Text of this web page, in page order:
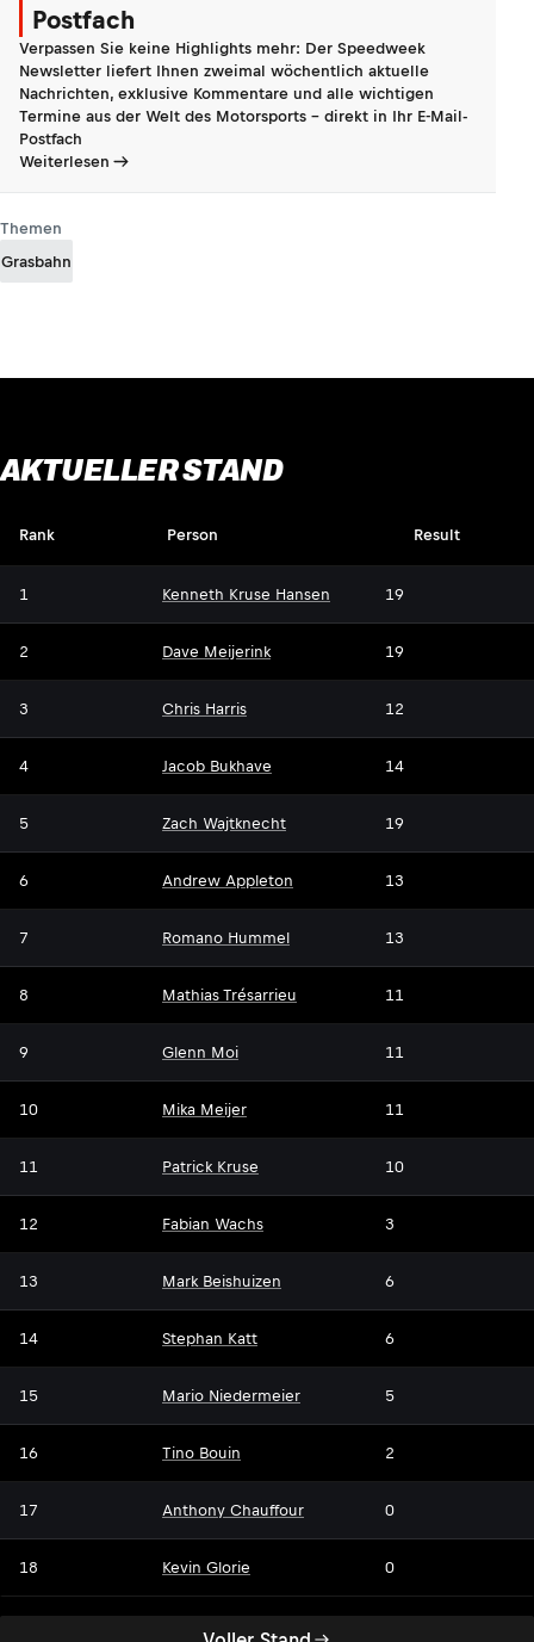
Postfach
Verpassen Sie keine Highlights mehr: Der Speedweek
Newsletter liefert Ihnen zweimal wöchentlich aktuelle
Nachrichten, exklusive Kommentare und alle wichtigen
Termine aus der Welt des Motorsports - direkt in Ihr E-Mail-
Postfach
Weiterlesen
Themen
Grasbahn
AKTUELLER STAND
Rank Person Result
1 Kenneth Kruse Hansen 19
2 Dave Meijerink 19
3 Chris Harris 12
4 Jacob Bukhave 14
5 Zach Wajtknecht 19
6 Andrew Appleton 13
7 Romano Hummel 13
8 Mathias Trésarrieu 11
9 Glenn Moi 11
10 Mika Meijer 11
11 Patrick Kruse 10
12 Fabian Wachs 3
13 Mark Beishuizen 6
14 Stephan Katt 6
15 Mario Niedermeier 5
16 Tino Bouin 2
17 Anthony Chauffour 0
18 Kevin Glorie 0